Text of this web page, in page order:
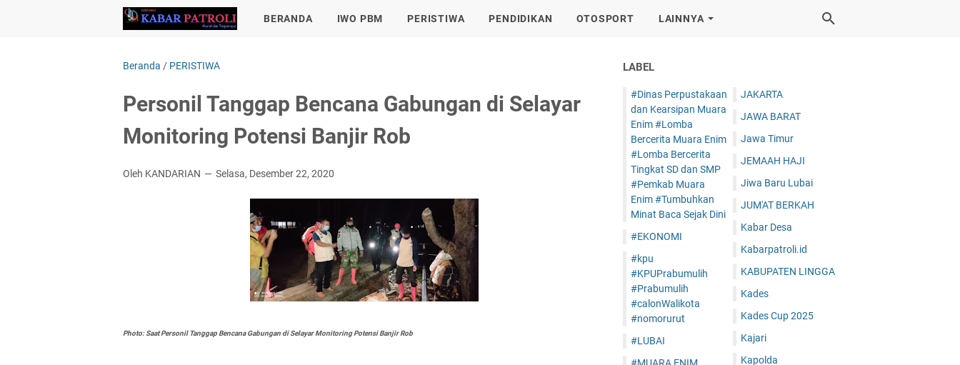
BERANDA IWO PBM PERISTIWA PENDIDIKAN OTOSPORT LAINNYA
Beranda / PERISTIWA
Personil Tanggap Bencana Gabungan di Selayar
Monitoring Potensi Banjir Rob
Oleh KANDARIAN Selasa, Desember 22, 2020
Photo: Saat Personil Tanggap Bencana Gabungan di Selayar Monitoring Potensi Banjir Rob
LABEL
#Dinas Perpustakaan
dan Kearsipan Muara
Enim #Lomba
Bercerita Muara Enim
#Lomba Bercerita
Tingkat SD dan SMP
#Pemkab Muara
Enim #Tumbuhkan
Minat Baca Sejak Dini
#EKONOMI
#kpu
#KPUPrabumulih
#Prabumulih
#calonWalikota
#nomorurut
#LUBAI
JAKARTA
JAWA BARAT
Jawa Timur
JEMAAH HAJI
Jiwa Baru Lubai
JUM'AT BERKAH
Kabar Desa
Kabarpatroli.id
KABUPATEN LINGGA
Kades
Kades Cup 2025
Kajari
Kapolda